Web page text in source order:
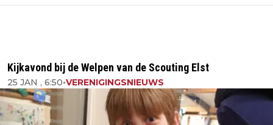
Kijkavond bij de Welpen van de Scouting Elst
25 JAN , 6:50•VERENIGINGSNIEUWS